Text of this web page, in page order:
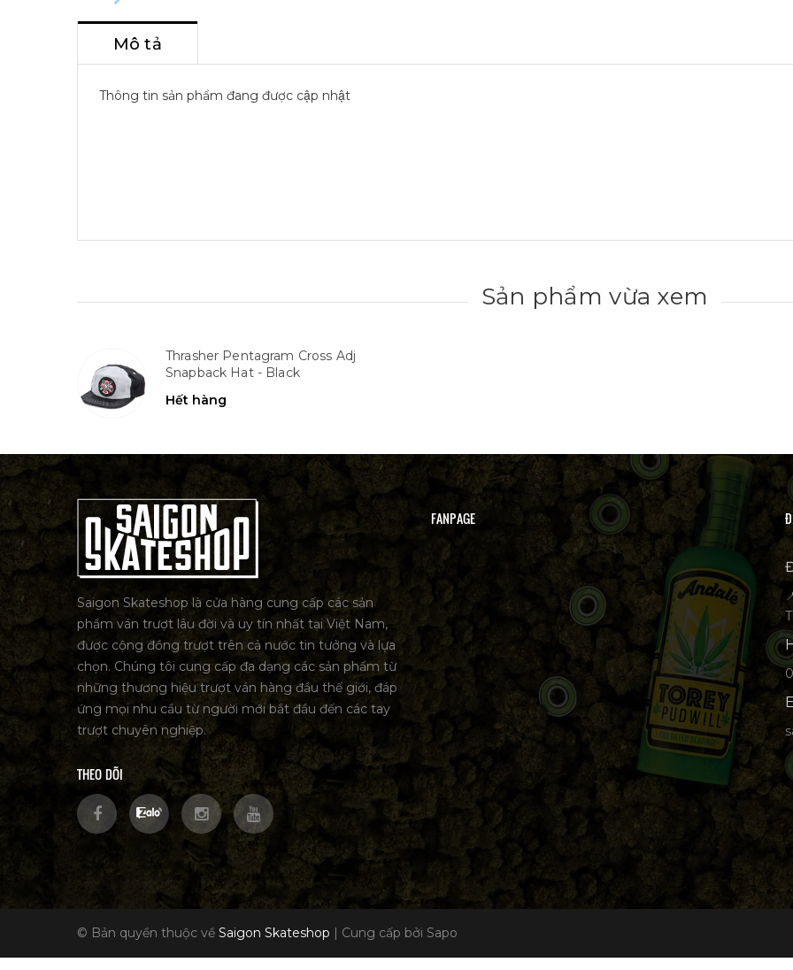
Mô tả
Thông tin sản phẩm đang được cập nhật
Sản phẩm vừa xem
Thrasher Pentagram Cross Adj
Snapback Hat - Black
Hết hàng
Saigon Skateshop là cửa hàng cung cấp các sản
phẩm ván trượt lâu đời và uy tín nhất tại Việt Nam,
được cộng đồng trượt trên cả nước tin tưởng và lựa
chọn. Chúng tôi cung cấp đa dạng các sản phẩm từ
những thương hiệu trượt ván hàng đầu thế giới, đáp
ứng mọi nhu cầu từ người mới bắt đầu đến các tay
trượt chuyên nghiệp.
THEO DÕI
FANPAGE
© Bản quyền thuộc về Saigon Skateshop | Cung cấp bởi Sapo